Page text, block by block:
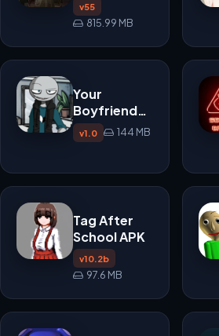
v55
815.99 MB
Your
Boyfriend
Game APK
v1.0
v1.0 144 MB
Tag After
School APK
v10.2b
97.6 MB